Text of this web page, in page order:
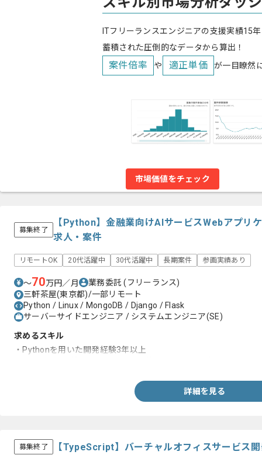
ITフリーランスエンジニアの支援実績15
蓄積された圧倒的なデータから算出！
案件倍率 や 適正単価 が一目瞭然
市場価値をチェック
募集終了
【Python】金融業向けAIサービスWebアプリ
求人・案件
リモートOK 20代活躍中 30代活躍中 長期案件 参画実績あり
〜70万円／月 業務委託(フリーランス)
三軒茶屋(東京都)/一部リモート
Python / Linux / MongoDB / Django / Flask
サーバーサイドエンジニア / システムエンジニア(SE)
求めるスキル
・Pythonを用いた開発経験3年以上
詳細を見る
募集終了 【TypeScript】バーチャルオフィスサービス